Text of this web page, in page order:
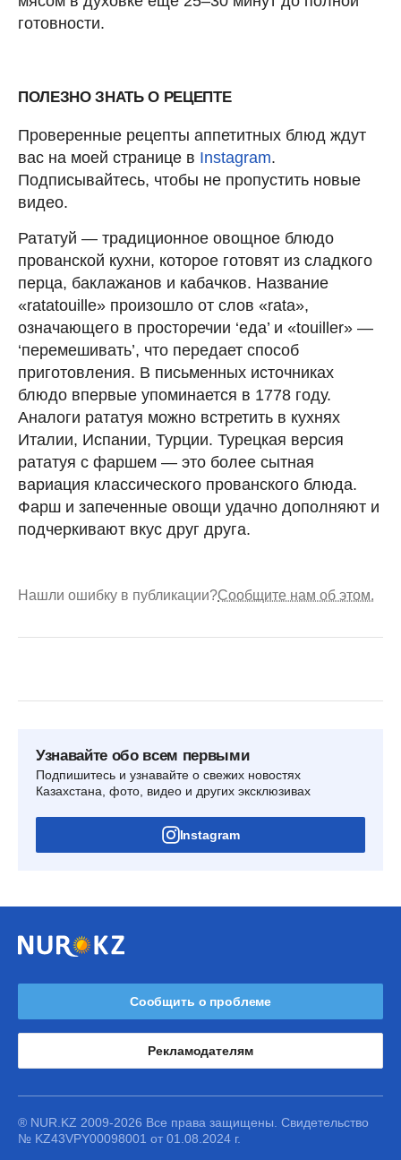
готовности.
ПОЛЕЗНО ЗНАТЬ О РЕЦЕПТЕ
Проверенные рецепты аппетитных блюд ждут
вас на моей странице в Instagram.
Подписывайтесь, чтобы не пропустить новые
видео.
Рататуй — традиционное овощное блюдо
прованской кухни, которое готовят из сладкого
перца, баклажанов и кабачков. Название
«ratatouille» произошло от слов «rata»,
означающего в просторечии ‘еда’ и «touiller» —
‘перемешивать’, что передает способ
приготовления. В письменных источниках
блюдо впервые упоминается в 1778 году.
Аналоги рататуя можно встретить в кухнях
Италии, Испании, Турции. Турецкая версия
рататуя с фаршем — это более сытная
вариация классического прованского блюда.
Фарш и запеченные овощи удачно дополняют и
подчеркивают вкус друг друга.
Нашли ошибку в публикации?Сообщите нам об этом.
Узнавайте обо всем первыми
Подпишитесь и узнавайте о свежих новостях
Казахстана, фото, видео и других эксклюзивах
Instagram
Сообщить о проблеме
Рекламодателям
® NUR.KZ 2009-2026 Все права защищены. Свидетельство
№ KZ43VPY00098001 от 01.08.2024 г.